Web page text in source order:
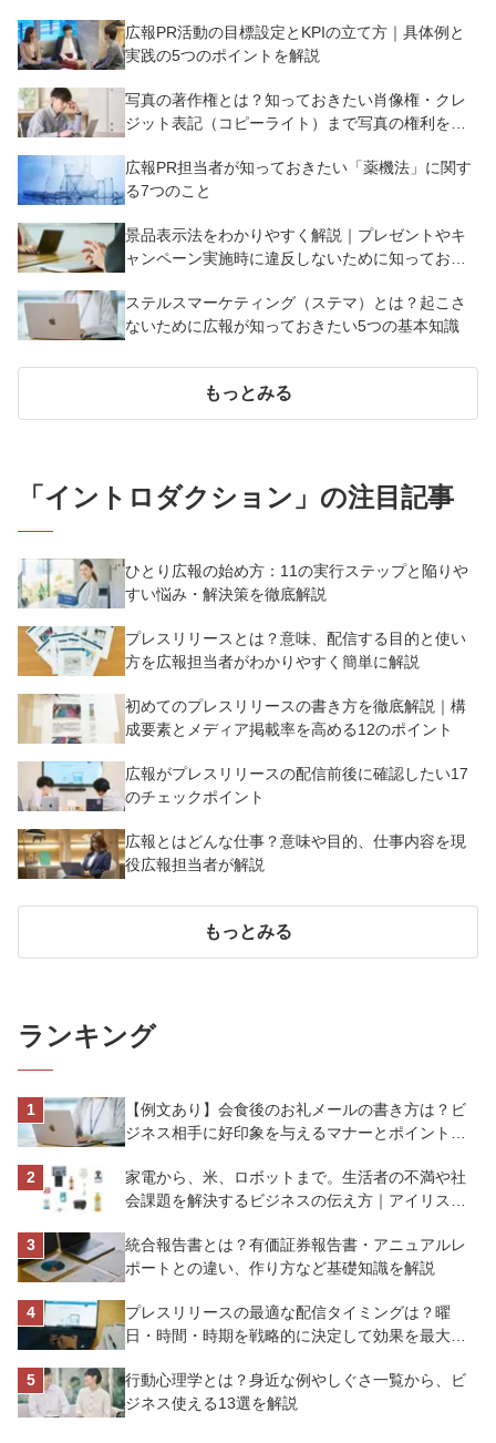
広報PR活動の目標設定とKPIの立て方｜具体例と
実践の5つのポイントを解説
写真の著作権とは？知っておきたい肖像権・クレ
ジット表記（コピーライト）まで写真の権利を解
広報PR担当者が知っておきたい「薬機法」に関す
る7つのこと
景品表示法をわかりやすく解説｜プレゼントやキ
ャンペーン実施時に違反しないために知っておく
ステルスマーケティング（ステマ）とは？起こさ
ないために広報が知っておきたい5つの基本知識
もっとみる
「 イントロダクション 」の注目記事
ひとり広報の始め方：11の実行ステップと陥りや
すい悩み・解決策を徹底解説
プレスリリースとは？意味、配信する目的と使い
方を広報担当者がわかりやすく簡単に解説
初めてのプレスリリースの書き方を徹底解説｜構
成要素とメディア掲載率を高める12のポイント
広報がプレスリリースの配信前後に確認したい17
のチェックポイント
広報とはどんな仕事？意味や目的、仕事内容を現
役広報担当者が解説
もっとみる
ランキング
【例文あり】会食後のお礼メールの書き方は？ビ
ジネス相手に好印象を与えるマナーとポイントを
家電から、米、ロボットまで。生活者の不満や社
会課題を解決するビジネスの伝え方｜アイリスオ
統合報告書とは？有価証券報告書・アニュアルレ
ポートとの違い、作り方など基礎知識を解説
プレスリリースの最適な配信タイミングは？曜
日・時間・時期を戦略的に決定して効果を最大化
行動心理学とは？身近な例やしぐさ一覧から、ビ
ジネス使える13選を解説